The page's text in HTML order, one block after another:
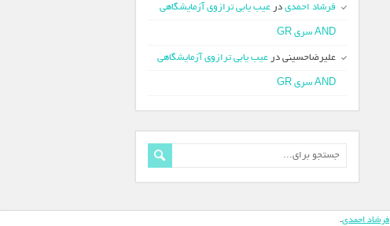
فرشاد احمدی در عیب یابی ترازوی آزمایشگاهی
AND سری GR
علیرضاحسینی در عیب یابی ترازوی آزمایشگاهی
AND سری GR
فرشاد احمدی.